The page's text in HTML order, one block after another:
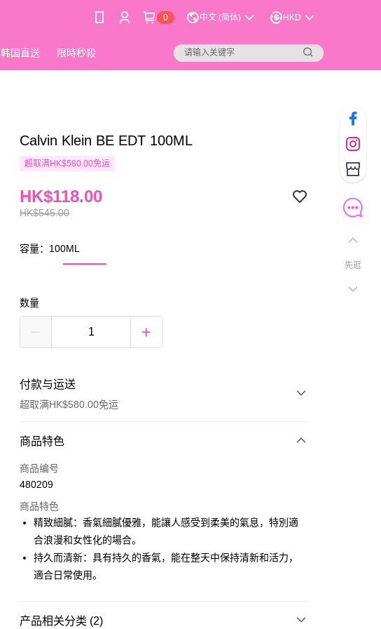
0 中文 (简体) HKD
韩国直送 限時秒殺
Calvin Klein BE EDT 100ML
超取满HK$580.00免运
HK$545.00
HK$118.00
容量：100ML
数量
付款与运送
超取满HK$580.00免运
付款方式
信用卡
Google Pay
AlipayHK
PayMe
其他转移资金的方式
商品特色
商品编号
480209
商品特色
精致細膩：香氣細膩優雅，能讓人感受到柔美的氣息，特別適
合浪漫和女性化的場合。
持久而清新：具有持久的香氣，能在整天中保持清新和活力，
適合日常使用。
产品相关分类 (2)
先逛